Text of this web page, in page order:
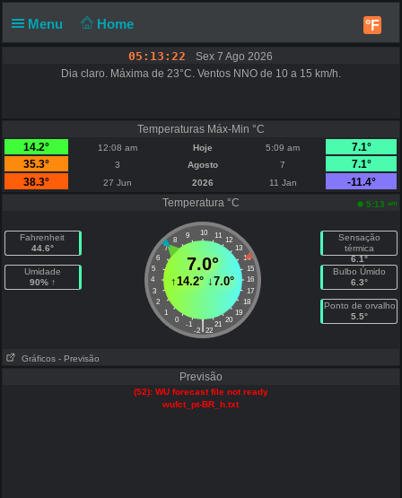
Menu Home °F
05:13:22
Sex 7 Ago 2026
Dia claro. Máxima de 23°C. Ventos NNO de 10 a 15 km/h.
Temperaturas Máx-Min °C
14.2°
12:08 am Hoje 5:09 am
7.1°
35.3°
3 Agosto 7
7.1°
38.3°
27 Jun 2026 11 Jan
-11.4°
Temperatura °C
5:13 am
Fahrenheit
44.6°
Umidade
90% ↑
10
9 11
8
12
7
13
6
14
5
15
4
16
3
17
2
18
1
19
0
20
-1 21
|
-2 22
7.0°
↑14.2° ↓7.0°
Sensação
térmica
6.1°
Bulbo Úmido
6.3°
Ponto de orvalho
5.5°
Gráficos - Previsão
Previsão
(52): WU forecast file not ready
wufct_pt-BR_h.txt